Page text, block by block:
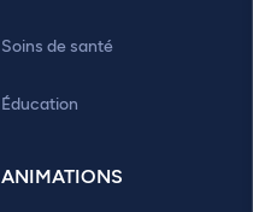
Soins de santé
Éducation
ANIMATIONS